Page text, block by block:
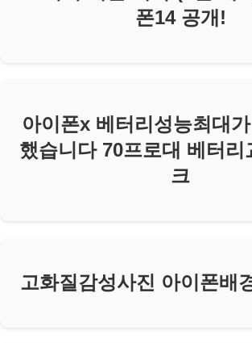
폰14 공개!
아이폰x 베터리성능최대
했습니다 70프로대 베터리
크
고화질감성사진 아이폰배